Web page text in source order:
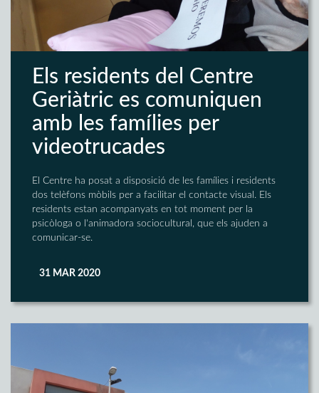
Els residents del Centre
Geriàtric es comuniquen
amb les famílies per
videotrucades
El Centre ha posat a disposició de les famílies i residents
dos telèfons mòbils per a facilitar el contacte visual. Els
residents estan acompanyats en tot moment per la
psicòloga o l'animadora sociocultural, que els ajuden a
comunicar-se.
31 MAR 2020